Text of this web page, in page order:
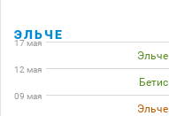
ЭЛЬЧЕ
17 мая
Эльче
12 мая
Бетис
09 мая
Эльче